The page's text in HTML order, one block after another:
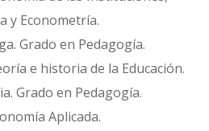
y Econometría.
Grado en Pedagogía.
e historia de la Educación.
Grado en Pedagogía.
Aplicada.